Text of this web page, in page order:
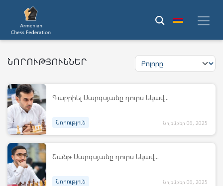
ՆՈՐՈՒԹՅՈՒՆՆԵՐ
Գաբրիել Սարգսյանը դուրս եկավ...
Նորություն Նոյեմբեր 06, 2025
Շանթ Սարգսյանը դուրս եկավ...
Նորություն Նոյեմբեր 06, 2025